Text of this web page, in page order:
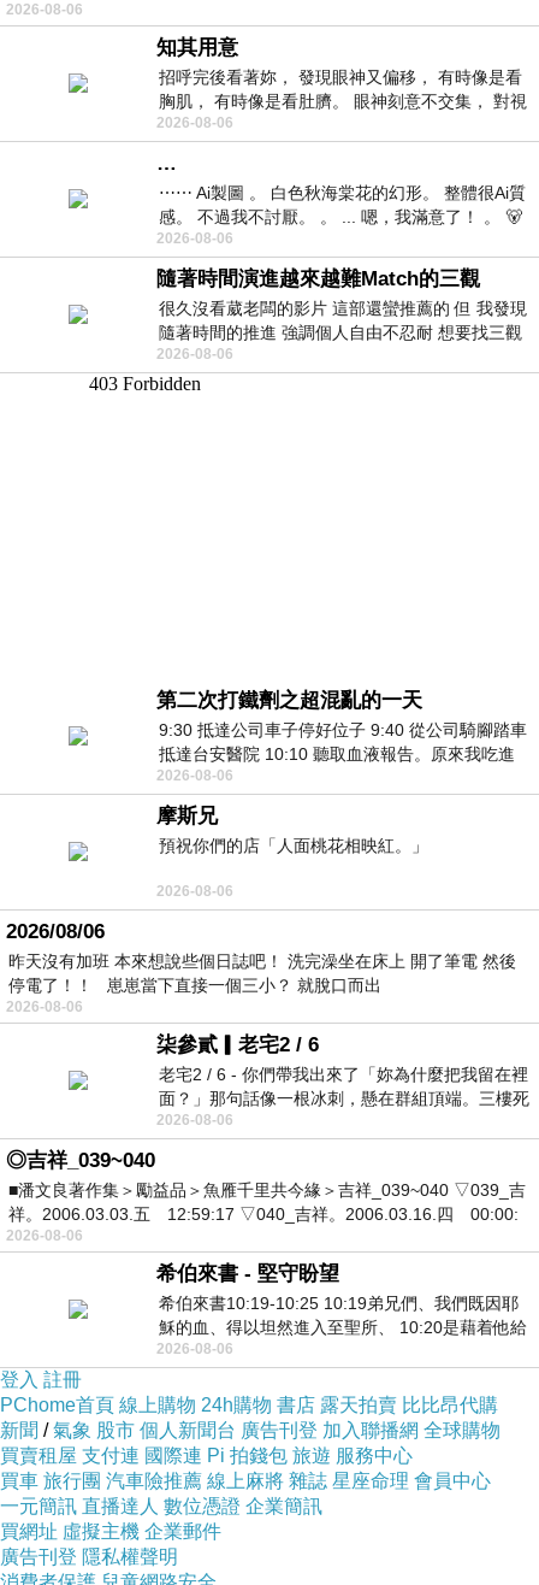
仞的懸崖上，有一座遮天蔽
2026-08-06
知其用意
招呼完後看著妳， 發現眼神又偏移， 有時像是看
胸肌， 有時像是看肚臍。 眼神刻意不交集， 對視
視線不對齊， 讓我很難不
2026-08-06
…
⋯⋯ Ai製圖 。 白色秋海棠花的幻形。 整體很Ai質
感。 不過我不討厭。 。 ... 嗯，我滿意了！ 。 🐻
昨中
2026-08-06
隨著時間演進越來越難Match的三觀
很久沒看葳老闆的影片 這部還蠻推薦的 但 我發現
隨著時間的推進 強調個人自由不忍耐 想要找三觀
接近的不要說對象 連朋友都超
2026-08-06
第二次打鐵劑之超混亂的一天
9:30 抵達公司車子停好位子 9:40 從公司騎腳踏車
抵達台安醫院 10:10 聽取血液報告。原來我吃進
去的 B12 彌可保並非沒有吸收而是超
2026-08-06
摩斯兄
預祝你們的店「人面桃花相映紅。」
2026-08-06
2026/08/06
昨天沒有加班 本來想說些個日誌吧！ 洗完澡坐在床上 開了筆電 然後
停電了！！ 崽崽當下直接一個三小？ 就脫口而出
2026-08-06
柒參貳▎老宅2 / 6
老宅2 / 6 - 你們帶我出來了「妳為什麼把我留在裡
面？」那句話像一根冰刺，懸在群組頂端。三樓死
死盯著照片裡的人。那個人確實站在
2026-08-06
◎吉祥_039~040
■潘文良著作集＞勵益品＞魚雁千里共今緣＞吉祥_039~040 ▽039_吉
祥。2006.03.03.五 12:59:17 ▽040_吉祥。2006.03.16.四 00:00:
2026-08-06
希伯來書 - 堅守盼望
希伯來書10:19-10:25 10:19弟兄們、我們既因耶
穌的血、得以坦然進入至聖所、 10:20是藉着他給
我們開了一條又新又活的路從幔子經過
2026-08-06
登入 註冊
PChome首頁 線上購物 24h購物 書店 露天拍賣 比比昂代購
新聞 /氣象 股市 個人新聞台 廣告刊登 加入聯播網 全球購物
買賣租屋 支付連 國際連 Pi 拍錢包 旅遊 服務中心
買車 旅行團 汽車險推薦 線上麻將 雜誌 星座命理 會員中心
一元簡訊 直播達人 數位憑證 企業簡訊
買網址 虛擬主機 企業郵件
廣告刊登 隱私權聲明